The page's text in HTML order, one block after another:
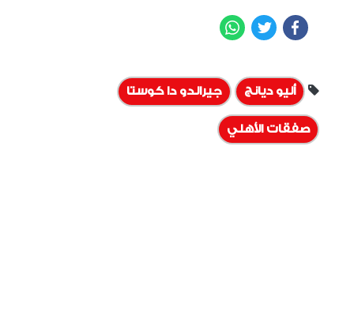
Facebook
Twitter
أليو ديانج جيرالدو دا كوستا
صفقات الأهلي